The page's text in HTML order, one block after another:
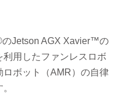
Jetson AGX Xavier™の
用したファンレスロボ
ロボット（AMR）の自律